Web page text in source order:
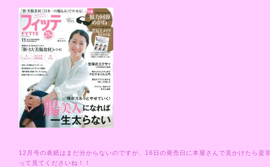
12月号の表紙はまだ分からないのですが、16日の発売日に本屋さんで見かけたら是
って見てくださいね！！